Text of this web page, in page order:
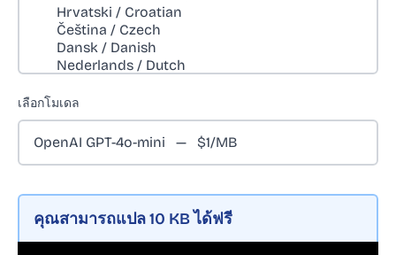
เลือกโมเดล
คุณสามารถแปล10 KBได้ฟรี